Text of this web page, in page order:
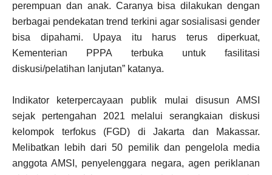
perempuan dan anak. Caranya bisa dilakukan dengan
berbagai pendekatan trend terkini agar sosialisasi gender
bisa dipahami. Upaya itu harus terus diperkuat,
Kementerian PPPA terbuka untuk fasilitasi
diskusi/pelatihan lanjutan” katanya.
Indikator keterpercayaan publik mulai disusun AMSI
sejak pertengahan 2021 melalui serangkaian diskusi
kelompok terfokus (FGD) di Jakarta dan Makassar.
Melibatkan lebih dari 50 pemilik dan pengelola media
anggota AMSI, penyelenggara negara, agen periklanan